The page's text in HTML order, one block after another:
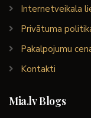
Internetveikala
Privātuma
Pakalpojumu
Kontakti
Mia.lv Blogs